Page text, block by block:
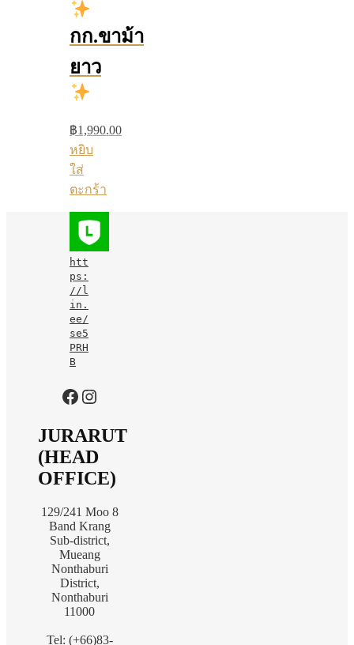
กก.ขาม้า
ยาว
฿1,990.00
หยิบ
ใส่
ตะกร้า
htt
ps:
//l
in.
ee/
se5
PRH
B
https://www.facebook.com/jurarutofficial?mibextid=LQQJ4d
Instagram
JURARUT
(HEAD
OFFICE)
129/241 Moo 8
Band Krang
Sub-district,
Mueang
Nonthaburi
District,
Nonthaburi
11000
Tel: (+66)83-